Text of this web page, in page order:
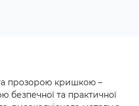
прозорою кришкою –
безпечної та практичної